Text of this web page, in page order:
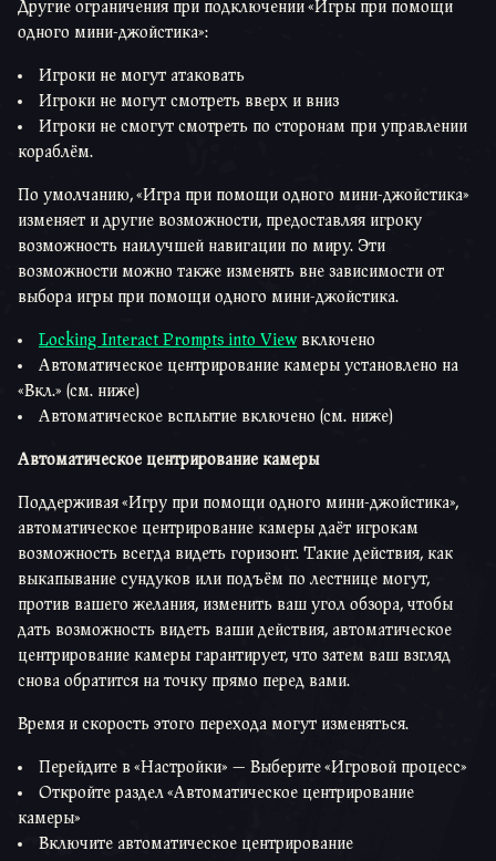
Другие ограничения при подключении «Игры при помощи
одного мини-джойстика»:
Игроки не могут атаковать
Игроки не могут смотреть вверх и вниз
Игроки не смогут смотреть по сторонам при управлении
кораблём.
По умолчанию, «Игра при помощи одного мини-джойстика»
изменяет и другие возможности, предоставляя игроку
возможность наилучшей навигации по миру. Эти
возможности можно также изменять вне зависимости от
выбора игры при помощи одного мини-джойстика.
Locking Interact Prompts into View включено
Автоматическое центрирование камеры установлено на
«Вкл.» (см. ниже)
Автоматическое всплытие включено (см. ниже)
Автоматическое центрирование камеры
Поддерживая «Игру при помощи одного мини-джойстика»,
автоматическое центрирование камеры даёт игрокам
возможность всегда видеть горизонт. Такие действия, как
выкапывание сундуков или подъём по лестнице могут,
против вашего желания, изменить ваш угол обзора, чтобы
дать возможность видеть ваши действия, автоматическое
центрирование камеры гарантирует, что затем ваш взгляд
снова обратится на точку прямо перед вами.
Время и скорость этого перехода могут изменяться.
Перейдите в «Настройки» — Выберите «Игровой процесс»
Откройте раздел «Автоматическое центрирование
камеры»
Включите автоматическое центрирование